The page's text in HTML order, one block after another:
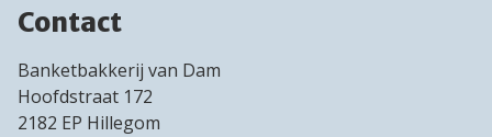
Contact
Banketbakkerij van Dam
Hoofdstraat 172
2182 EP Hillegom